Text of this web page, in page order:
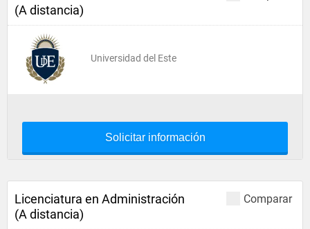
(A distancia)
Universidad del Este
Solicitar información
Comparar
Licenciatura en Administración
(A distancia)